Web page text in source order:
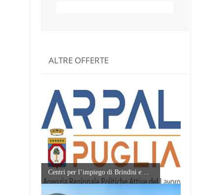
ALTRE OFFERTE
Centri per l’impiego di Brindisi e ...